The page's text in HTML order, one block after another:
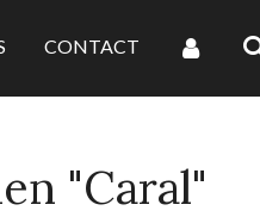
CONTACT
"Caral"